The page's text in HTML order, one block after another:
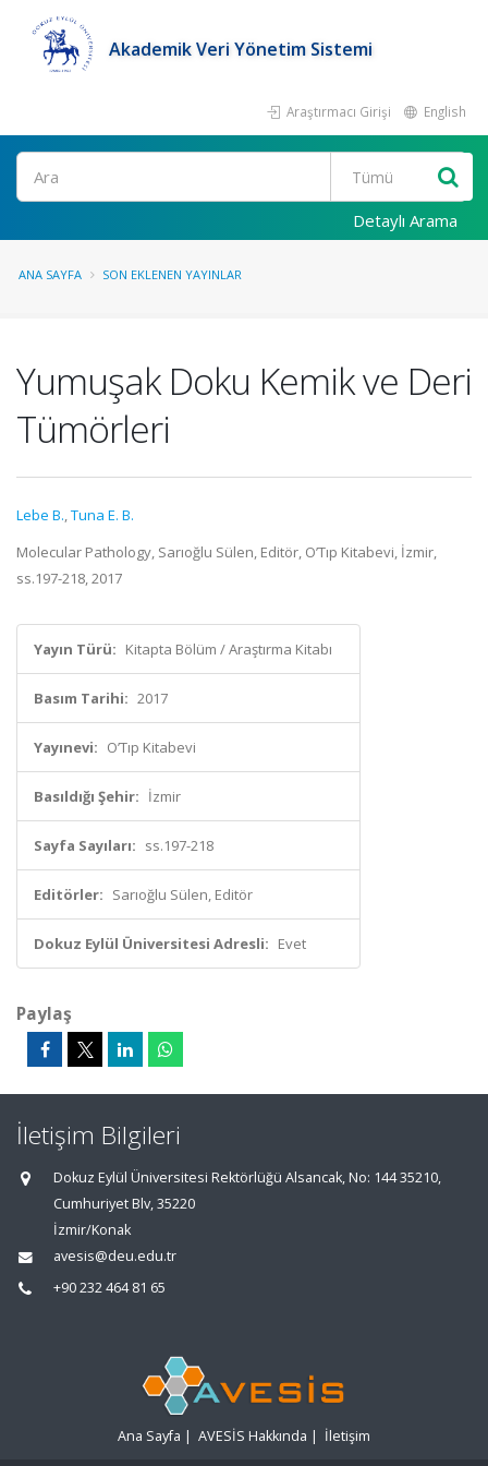
Akademik Veri Yönetim Sistemi
Araştırmacı Girişi English
Ara
Detaylı Arama
ANA SAYFA SON EKLENEN YAYINLAR
Yumuşak Doku Kemik ve Deri
Tümörleri
Lebe B.,Tuna E. B.
Molecular Pathology, Sarıoğlu Sülen, Editör, O’Tıp Kitabevi, İzmir,
ss.197-218, 2017
Yayın Türü: Kitapta Bölüm / Araştırma Kitabı
Basım Tarihi: 2017
Yayınevi: O’Tıp Kitabevi
Basıldığı Şehir: İzmir
Sayfa Sayıları: ss.197-218
Editörler: Sarıoğlu Sülen, Editör
Dokuz Eylül Üniversitesi Adresli: Evet
Paylaş
İletişim Bilgileri
Dokuz Eylül Üniversitesi Rektörlüğü Alsancak, No: 144 35210,
Cumhuriyet Blv, 35220
İzmir/Konak
avesis@deu.edu.tr
+90 232 464 81 65
Ana Sayfa | AVESİS Hakkında | İletişim